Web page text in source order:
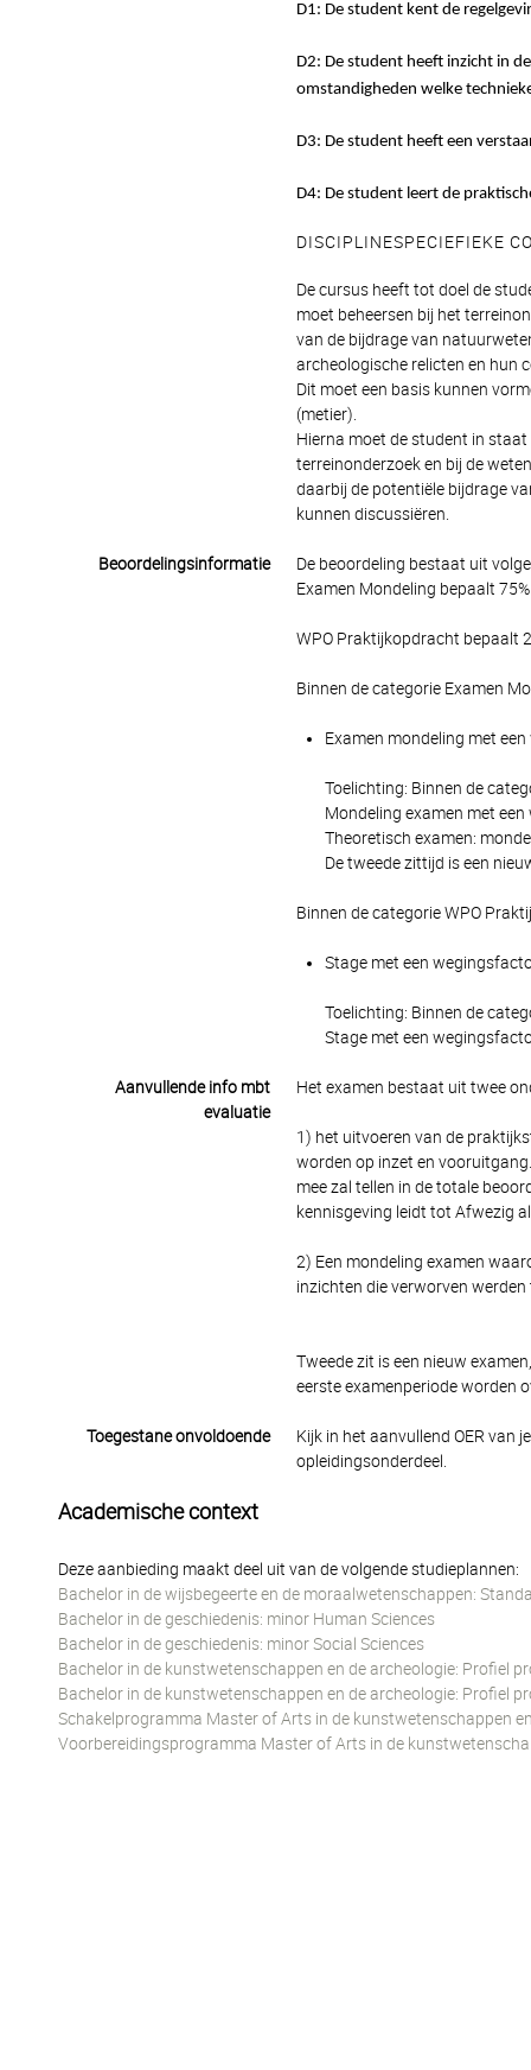
D1: De student kent de
D2: De student heeft inzicht in
omstandigheden welke
D3: De student heeft een
D4: De student leert de
DISCIPLINESPECIEFIEKE
De cursus heeft tot doel de
moet beheersen bij het
van de bijdrage van
archeologische relicten en hun
Dit moet een basis kunnen
(metier).
Hierna moet de student in
terreinonderzoek en bij de
daarbij de potentiële bijdrage
kunnen discussiëren.
Beoordelingsinformatie
De beoordeling bestaat uit
Examen Mondeling bepaalt
WPO Praktijkopdracht bepaalt
Binnen de categorie Examen
Examen mondeling met
Toelichting: Binnen de
Mondeling examen met
Theoretisch examen:
De tweede zittijd is een
Binnen de categorie WPO
Stage met een
Toelichting: Binnen de
Stage met een
Aanvullende info mbt
evaluatie
Het examen bestaat uit twee
1) het uitvoeren van de
worden op inzet en
mee zal tellen in de totale
kennisgeving leidt tot Afwezig
2) Een mondeling examen
inzichten die verworven
Tweede zit is een nieuw
eerste examenperiode worden
Toegestane onvoldoende
Kijk in het aanvullend OER van
opleidingsonderdeel.
Academische context
Deze aanbieding maakt deel uit van de volgende studieplannen:
Bachelor in de wijsbegeerte en de moraalwetenschappen:
Bachelor in de geschiedenis: minor Human Sciences
Bachelor in de geschiedenis: minor Social Sciences
Bachelor in de kunstwetenschappen en de archeologie: Profiel
Bachelor in de kunstwetenschappen en de archeologie: Profiel
Schakelprogramma Master of Arts in de kunstwetenschappen
Voorbereidingsprogramma Master of Arts in de